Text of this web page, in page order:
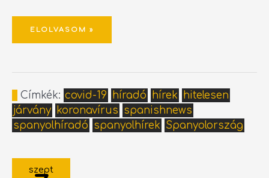
ELOLVASOM »
Címkék: covid-19 híradó hírek hitelesen
járvány
koronavírus spanishnews
spanyolhíradó spanyolhírek Spanyolország
szept
KALAUZ
–